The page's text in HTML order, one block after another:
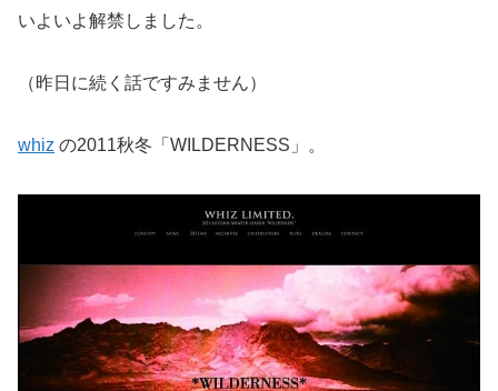
いよいよ解禁しました。
（昨日に続く話ですみません）
whiz の2011秋冬「WILDERNESS」。